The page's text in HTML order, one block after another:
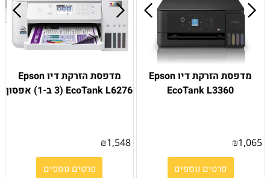
מדפסת הזרקת דיו Epson
EcoTank L3360
₪1,065
פרטים נוספים
מדפסת הזרקת דיו Epson
EcoTank L6276 (3 ב-1) אפסון
₪1,548
פרטים נוספים